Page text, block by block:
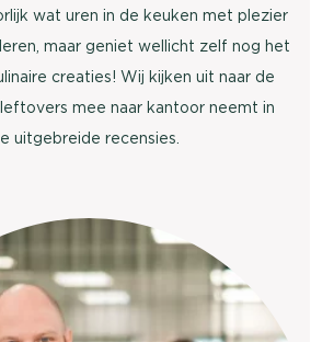
wat uren in de keuken met plezier
maar geniet wellicht zelf nog het
creaties! Wij kijken uit naar de
mee naar kantoor neemt in
uitgebreide recensies.